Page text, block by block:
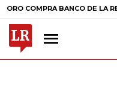
BANCO DE LA